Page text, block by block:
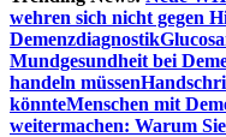
wehren sich nicht gegen
Demenzdiagnostik
Mundgesundheit bei
handeln müssen
könnteMenschen mit
weitermachen: Warum